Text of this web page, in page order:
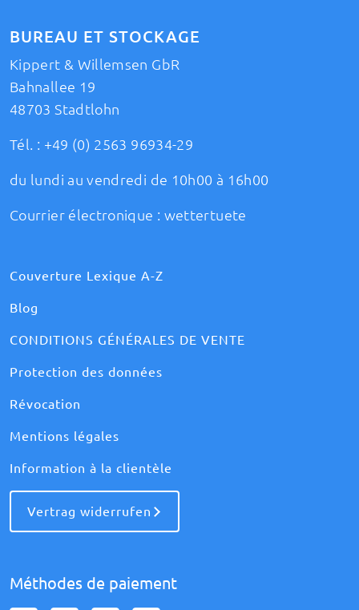
BUREAU ET STOCKAGE
Kippert & Willemsen GbR
Bahnallee 19
48703 Stadtlohn
Tél. : +49 (0) 2563 96934-29
du lundi au vendredi de 10h00 à 16h00
Courrier électronique : wettertuete
Couverture Lexique A-Z
Blog
CONDITIONS GÉNÉRALES DE VENTE
Protection des données
Révocation
Mentions légales
Information à la clientèle
Vertrag widerrufen
Méthodes de paiement